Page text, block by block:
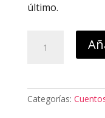
último.
genealogía
cantidad
Categorías: